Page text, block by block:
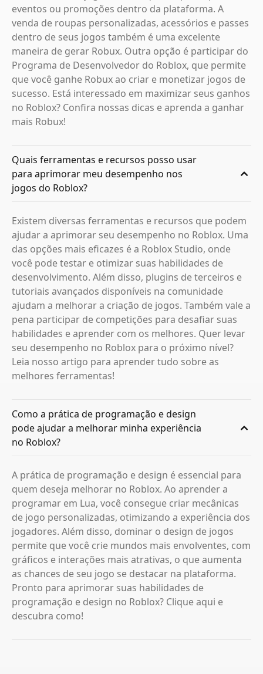
eventos ou promoções dentro da plataforma. A
venda de roupas personalizadas, acessórios e passes
dentro de seus jogos também é uma excelente
maneira de gerar Robux. Outra opção é participar do
Programa de Desenvolvedor do Roblox, que permite
que você ganhe Robux ao criar e monetizar jogos de
sucesso. Está interessado em maximizar seus ganhos
no Roblox? Confira nossas dicas e aprenda a ganhar
mais Robux!
Quais ferramentas e recursos posso usar
para aprimorar meu desempenho nos
jogos do Roblox?
Existem diversas ferramentas e recursos que podem
ajudar a aprimorar seu desempenho no Roblox. Uma
das opções mais eficazes é a Roblox Studio, onde
você pode testar e otimizar suas habilidades de
desenvolvimento. Além disso, plugins de terceiros e
tutoriais avançados disponíveis na comunidade
ajudam a melhorar a criação de jogos. Também vale a
pena participar de competições para desafiar suas
habilidades e aprender com os melhores. Quer levar
seu desempenho no Roblox para o próximo nível?
Leia nosso artigo para aprender tudo sobre as
melhores ferramentas!
Como a prática de programação e design
pode ajudar a melhorar minha experiência
no Roblox?
A prática de programação e design é essencial para
quem deseja melhorar no Roblox. Ao aprender a
programar em Lua, você consegue criar mecânicas
de jogo personalizadas, otimizando a experiência dos
jogadores. Além disso, dominar o design de jogos
permite que você crie mundos mais envolventes, com
gráficos e interações mais atrativas, o que aumenta
as chances de seu jogo se destacar na plataforma.
Pronto para aprimorar suas habilidades de
programação e design no Roblox? Clique aqui e
descubra como!